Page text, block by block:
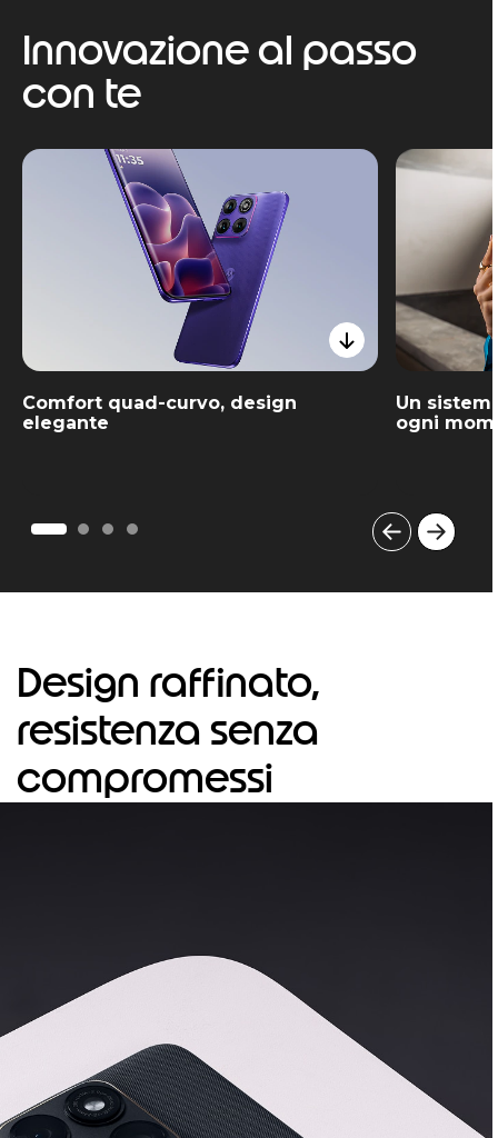
Innovazione al passo
con te
Comfort quad-curvo, design
elegante
Un
ogni
o
f
Design raffinato,
resistenza senza
compromessi